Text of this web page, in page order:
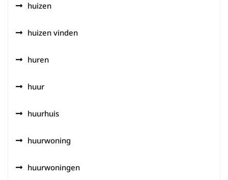
huizen
huizen vinden
huren
huur
huurhuis
huurwoning
huurwoningen